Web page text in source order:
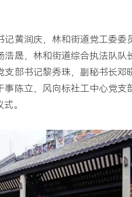
黄润庆，林和街道党工委委
晟，林和街道综合执法队队
部书记黎秀珠，副秘书长邓
陈立，风向标社工中心党支
。